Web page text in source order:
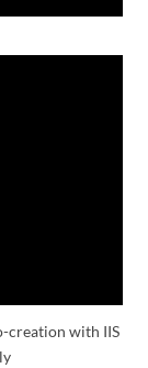
creation with IIS